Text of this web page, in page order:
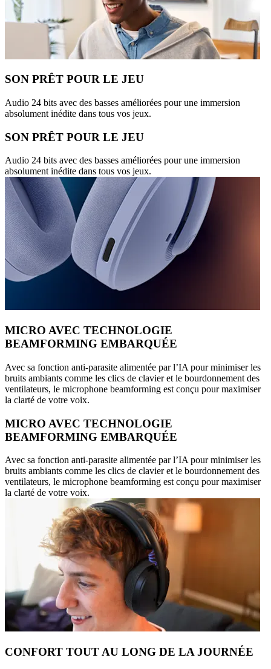
SON PRÊT POUR LE JEU
Audio 24 bits avec des basses améliorées pour une immersion
absolument inédite dans tous vos jeux.
SON PRÊT POUR LE JEU
Audio 24 bits avec des basses améliorées pour une immersion
absolument inédite dans tous vos jeux.
MICRO AVEC TECHNOLOGIE
BEAMFORMING EMBARQUÉE
Avec sa fonction anti-parasite alimentée par l’IA pour minimiser les
bruits ambiants comme les clics de clavier et le bourdonnement des
ventilateurs, le microphone beamforming est conçu pour maximiser
la clarté de votre voix.
MICRO AVEC TECHNOLOGIE
BEAMFORMING EMBARQUÉE
Avec sa fonction anti-parasite alimentée par l’IA pour minimiser les
bruits ambiants comme les clics de clavier et le bourdonnement des
ventilateurs, le microphone beamforming est conçu pour maximiser
la clarté de votre voix.
CONFORT TOUT AU LONG DE LA JOURNÉE